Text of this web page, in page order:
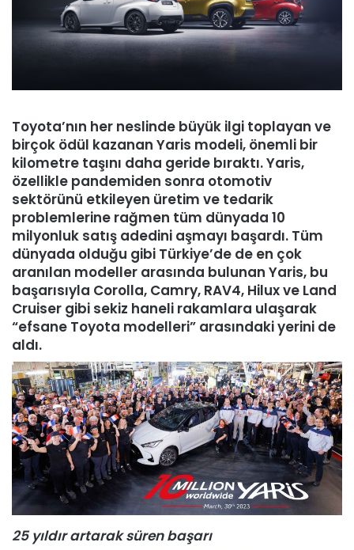
Toyota’nın her neslinde büyük ilgi toplayan ve
birçok ödül kazanan Yaris modeli, önemli bir
kilometre taşını daha geride bıraktı. Yaris,
özellikle pandemiden sonra otomotiv
sektörünü etkileyen üretim ve tedarik
problemlerine rağmen tüm dünyada 10
milyonluk satış adedini aşmayı başardı. Tüm
dünyada olduğu gibi Türkiye’de de en çok
aranılan modeller arasında bulunan Yaris, bu
başarısıyla Corolla, Camry, RAV4, Hilux ve Land
Cruiser gibi sekiz haneli rakamlara ulaşarak
“efsane Toyota modelleri” arasındaki yerini de
aldı.
25 yıldır artarak süren başarı